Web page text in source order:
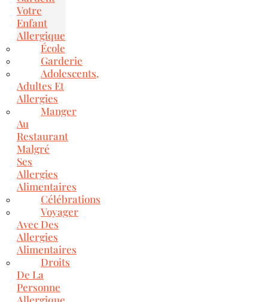
Votre
Enfant
Allergique
École
Garderie
Adolescents,
Adultes Et
Allergies
Manger
Au
Restaurant
Malgré
Ses
Allergies
Alimentaires
Célébrations
Voyager
Avec Des
Allergies
Alimentaires
Droits
De La
Personne